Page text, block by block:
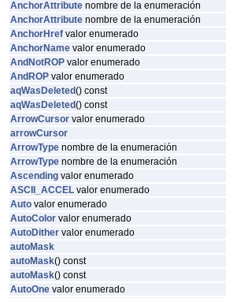
AnchorAttribute nombre de la enumeración
AnchorAttribute nombre de la enumeración
AnchorHref valor enumerado
AnchorName valor enumerado
AndNotROP valor enumerado
AndROP valor enumerado
aqWasDeleted() const
aqWasDeleted() const
ArrowCursor valor enumerado
arrowCursor
ArrowType nombre de la enumeración
ArrowType nombre de la enumeración
Ascending valor enumerado
ASCII_ACCEL valor enumerado
Auto valor enumerado
AutoColor valor enumerado
AutoDither valor enumerado
autoMask
autoMask() const
autoMask() const
AutoOne valor enumerado